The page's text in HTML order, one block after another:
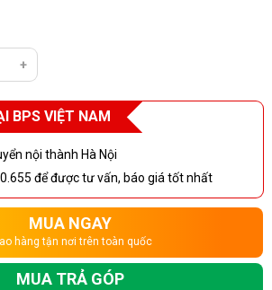
+
BPS VIỆT NAM
nội thành Hà Nội
để được tư vấn, báo giá tốt nhất
MUA NGAY
hàng tận nơi trên toàn quốc
MUA TRẢ GÓP